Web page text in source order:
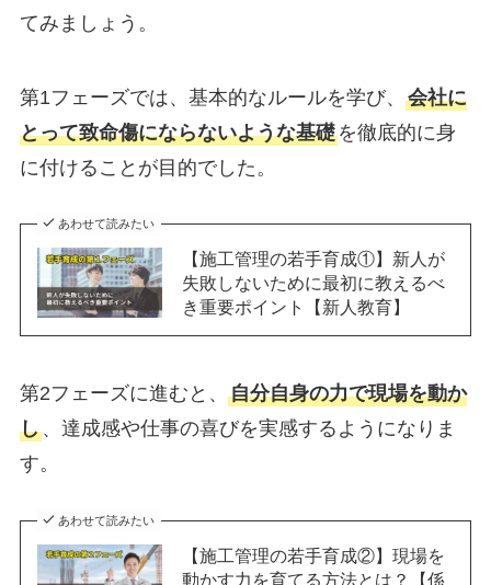
てみましょう。
第1フェーズでは、基本的なルールを学び、 会社に
とって致命傷にならないような基礎を徹底的に身
に付けることが目的でした。
あわせて読みたい
【施工管理の若手育成①】新人が
失敗しないために最初に教えるべ
き重要ポイント【新人教育】
第2フェーズに進むと、 自分自身の力で現場を動か
し、達成感や仕事の喜びを実感するようになりま
す。
あわせて読みたい
【施工管理の若手育成②】現場を
動かす力を育てる方法とは？【係